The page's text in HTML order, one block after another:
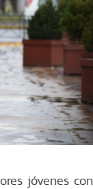
jóvenes con